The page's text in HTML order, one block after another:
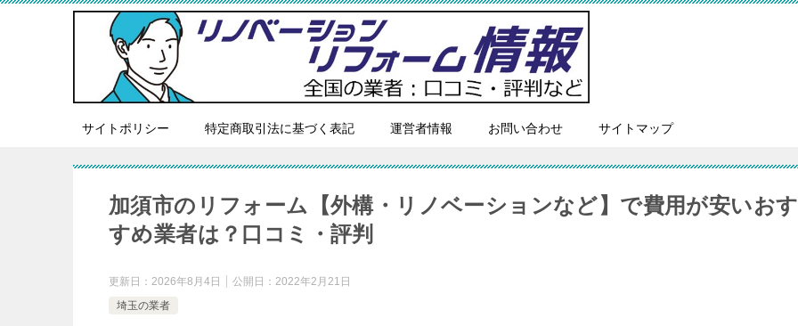
サイトポリシー 特定商取引法に基づく表記 運営者情報 お問い合わせ サイトマップ
加須市のリフォーム【外構・リノベーションなど】で費用が安いおす
すめ業者は？口コミ・評判
更新日： 2026年8月4日 公開日： 2022年2月21日
埼玉の業者